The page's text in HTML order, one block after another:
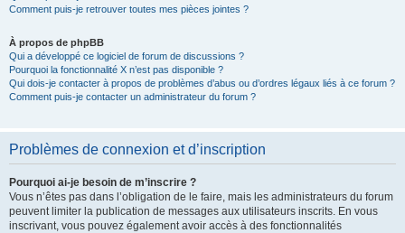
Comment puis-je retrouver toutes mes pièces jointes ?
À propos de phpBB
Qui a développé ce logiciel de forum de discussions ?
Pourquoi la fonctionnalité X n’est pas disponible ?
Qui dois-je contacter à propos de problèmes d’abus ou d’ordres légaux liés à ce forum ?
Comment puis-je contacter un administrateur du forum ?
Problèmes de connexion et d’inscription
Pourquoi ai-je besoin de m’inscrire ?
Vous n’êtes pas dans l’obligation de le faire, mais les administrateurs du forum
peuvent limiter la publication de messages aux utilisateurs inscrits. En vous
inscrivant, vous pouvez également avoir accès à des fonctionnalités